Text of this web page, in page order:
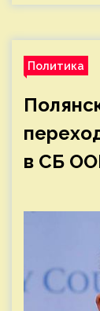
Политика
в СБ